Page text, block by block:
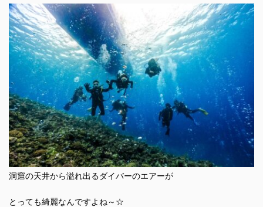
洞窟の天井から溢れ出るダイバーのエアーが
とっても綺麗なんですよね～☆